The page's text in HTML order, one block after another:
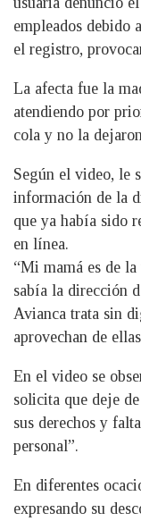
empleados debido
el registro,
La afecta fue la
atendiendo por
cola y no la
Según el video, le
información de la
que ya había sido
en línea.
“Mi mamá es de la
sabía la dirección
Avianca trata sin
aprovechan de
En el video se
solicita que deje
sus derechos y
personal”.
En diferentes
expresando su